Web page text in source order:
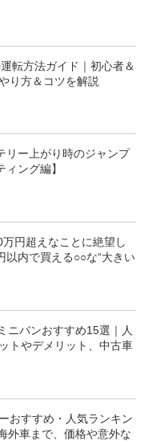
転方法ガイド｜初心者＆
り方＆コツを解説
ー上がり時のジャンプ
ング編】
円超えなことに絶望し
以内で買える○○な“大きい
ニバンおすすめ15選｜人
トやデメリット、中古車
おすすめ・人気ランキン
外車まで、価格や意外な